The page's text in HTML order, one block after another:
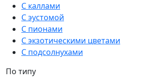
С каллами
С эустомой
С пионами
С экзотическими цветами
С подсолнухами
По типу